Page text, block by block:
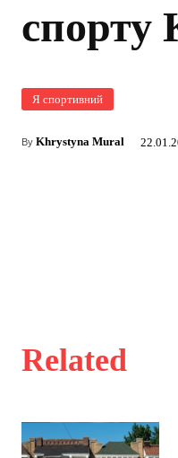
спорту
Я спортивний
By Khrystyna Mural
Related